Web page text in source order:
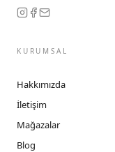
KURUMSAL
Hakkımızda
İletişim
Mağazalar
Blog